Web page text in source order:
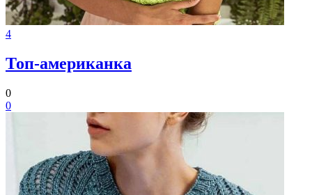
4
Топ-американка
0
0